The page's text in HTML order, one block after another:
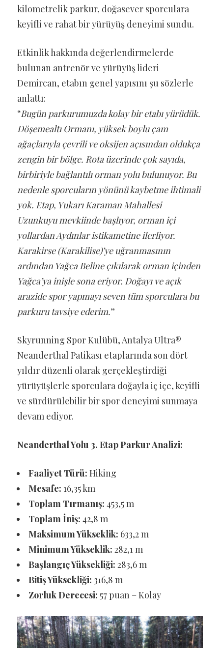
kilometrelik parkur, doğasever sporculara
keyifli ve rahat bir yürüyüş deneyimi sundu.
Etkinlik hakkında değerlendirmelerde
bulunan antrenör ve yürüyüş lideri
Demircan, etabın genel yapısını şu sözlerle
anlattı:
“Bugün parkurumuzda kolay bir etabı yürüdük.
Döşemealtı Ormanı, yüksek boylu çam
ağaçlarıyla çevrili ve oksijen açısından oldukça
zengin bir bölge. Rota üzerinde çok sayıda,
birbiriyle bağlantılı orman yolu bulunuyor. Bu
nedenle sporcuların yönünü kaybetme ihtimali
yok. Etap, Yukarı Karaman Mahallesi
Uzunkuyu mevkiinde başlıyor, orman içi
yollardan Aydınlar istikametine ilerliyor.
Karakirse (Karakilise)’ye uğranmasının
ardından Yağca Beline çıkılarak orman içinden
Yağca’ya inişle sona eriyor. Doğayı ve açık
arazide spor yapmayı seven tüm sporculara bu
parkuru tavsiye ederim.”
Skyrunning Spor Kulübü, Antalya Ultra®
Neanderthal Patikası etaplarında son dört
yıldır düzenli olarak gerçekleştirdiği
yürüyüşlerle sporculara doğayla iç içe, keyifli
ve sürdürülebilir bir spor deneyimi sunmaya
devam ediyor.
Neanderthal Yolu 3. Etap Parkur Analizi:
Faaliyet Türü: Hiking
Mesafe: 16,35 km
Toplam Tırmanış: 453,5 m
Toplam İniş: 42,8 m
Maksimum Yükseklik: 633,2 m
Minimum Yükseklik: 282,1 m
Başlangıç Yüksekliği: 283,6 m
Bitiş Yüksekliği: 316,8 m
Zorluk Derecesi: 57 puan – Kolay